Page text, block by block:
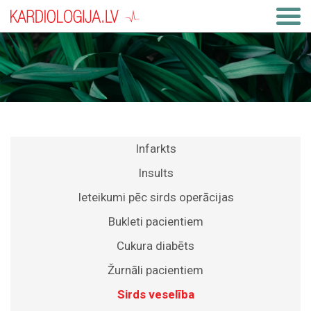
Infarkts
Insults
Ieteikumi pēc sirds operācijas
Bukleti pacientiem
Cukura diabēts
Žurnāli pacientiem
Sirds veselība